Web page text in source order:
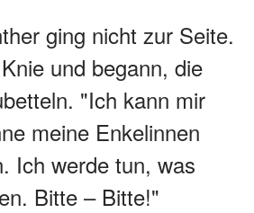
ging nicht zur Seite.
und begann, die
"Ich kann mir
meine Enkelinnen
Ich werde tun, was
Bitte – Bitte!"